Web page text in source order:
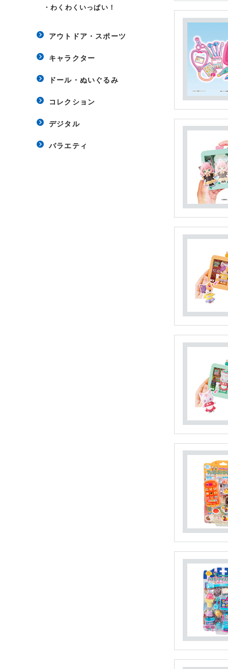
・ わくわくいっぱい！
アウトドア・スポーツ
キャラクター
ドール・ぬいぐるみ
コレクション
デジタル
バラエティ